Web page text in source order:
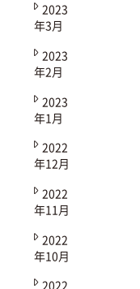
2023
年3月
2023
年2月
2023
年1月
2022
年12月
2022
年11月
2022
年10月
2022